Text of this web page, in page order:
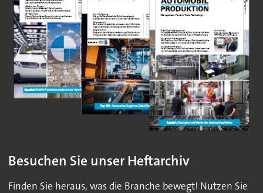
Besuchen Sie unser Heftarchiv
Finden Sie heraus, was die Branche bewegt! Nutzen Sie